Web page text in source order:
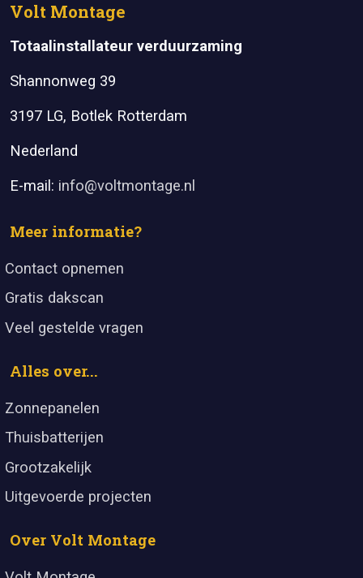
Volt Montage
Totaalinstallateur verduurzaming
Shannonweg 39
3197 LG, Botlek Rotterdam
Nederland
E-mail: info@voltmontage.nl
Meer informatie?
Contact opnemen
Gratis dakscan
Veel gestelde vragen
Alles over...
Zonnepanelen
Thuisbatterijen
Grootzakelijk
Uitgevoerde projecten
Over Volt Montage